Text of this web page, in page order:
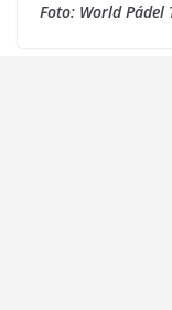
Foto: World Pádel